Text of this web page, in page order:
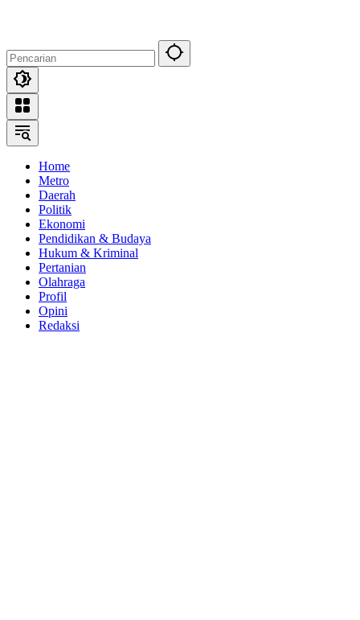
Home
Metro
Daerah
Politik
Ekonomi
Pendidikan & Budaya
Hukum & Kriminal
Pertanian
Olahraga
Profil
Opini
Redaksi